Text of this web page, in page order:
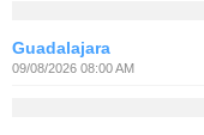
Guadalajara
09/08/2026 08:00 AM